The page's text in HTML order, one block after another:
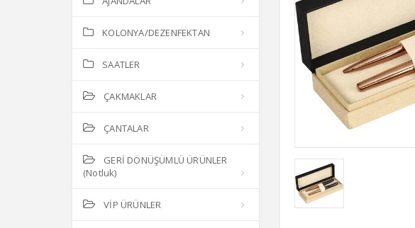
KOLONYA/DEZENFEKTAN
SAATLER
ÇAKMAKLAR
ÇANTALAR
GERİ DÖNÜŞÜMLÜ ÜRÜNLER
(Notluk)
VİP ÜRÜNLER